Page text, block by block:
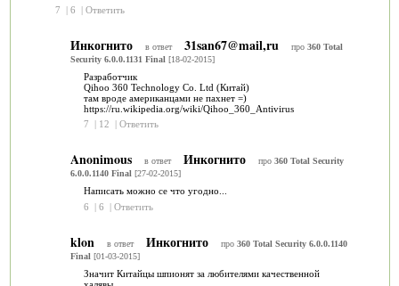
7
| 6 | Ответить
Инкогнито в ответ 31san67@mail,ru про 360 Total
Security 6.0.0.1131 Final [18-02-2015]
Разработчик
Qihoo 360 Technology Co. Ltd (Китай)
там вроде американцами не пахнет =)
https://ru.wikipedia.org/wiki/Qihoo_360_Antivirus
7
| 12 | Ответить
Anonimous в ответ Инкогнито про 360 Total Security
6.0.0.1140 Final [27-02-2015]
Написать можно се что угодно...
6
| 6 | Ответить
klon в ответ Инкогнито про 360 Total Security 6.0.0.1140
Final [01-03-2015]
Значит Китайцы шпионят за любителями качественной
халявы.